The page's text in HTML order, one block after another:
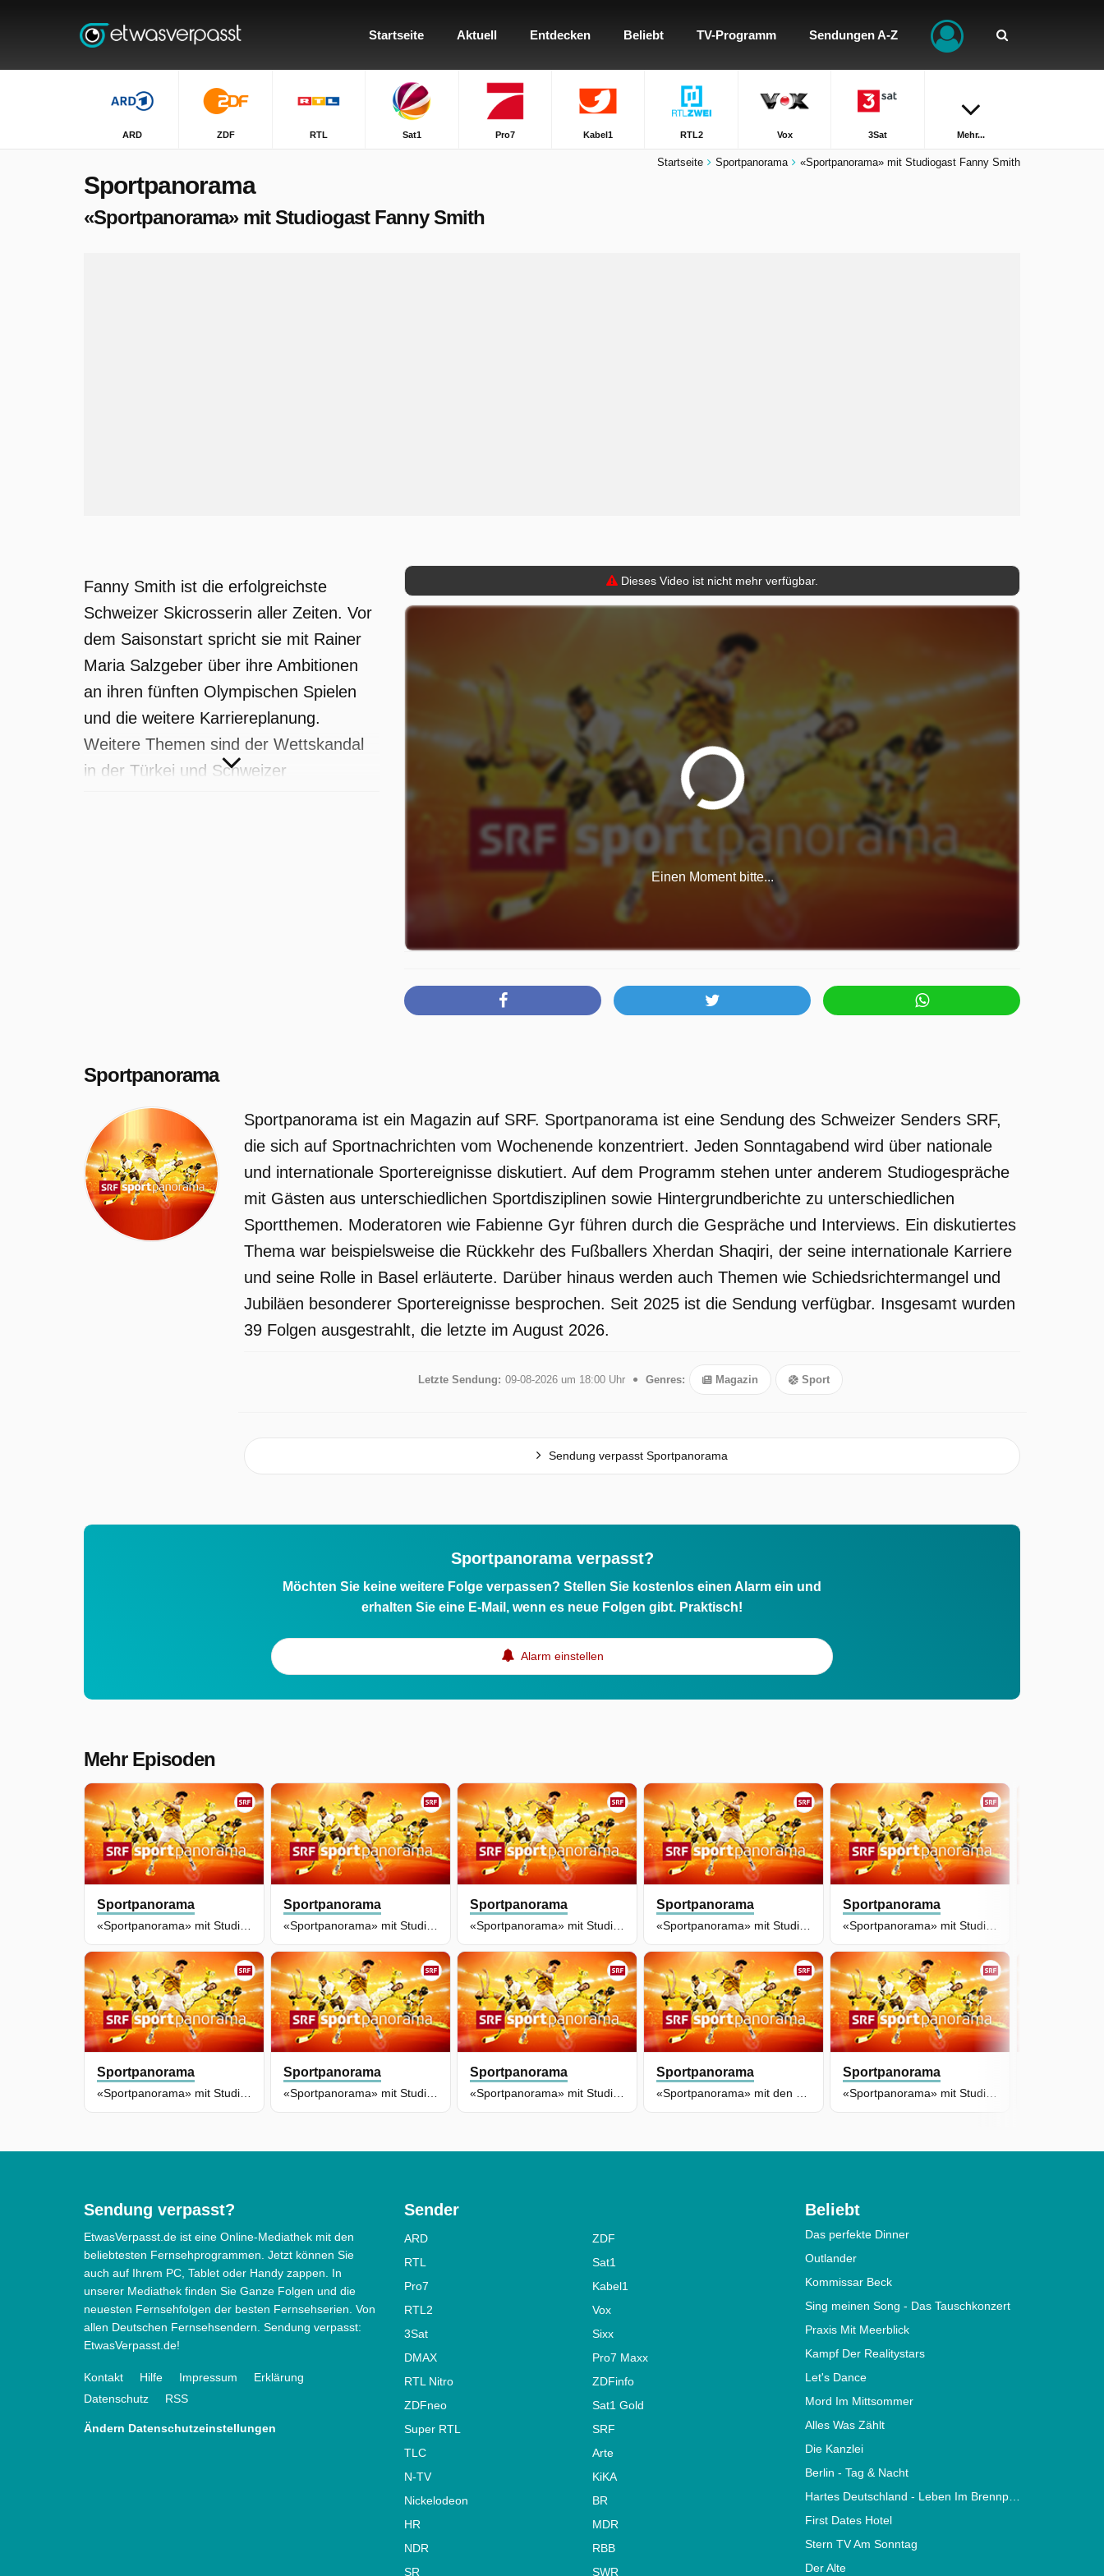
Startseite Aktuell Entdecken Beliebt TV-Programm Sendungen A-Z
ARD ZDF RTL Sat1 Pro7 Kabel1 RTL2 Vox 3Sat Mehr...
Startseite Sportpanorama «Sportpanorama» mit Studiogast Fanny Smith
Sportpanorama
«Sportpanorama» mit Studiogast Fanny Smith
Fanny Smith ist die erfolgreichste
Schweizer Skicrosserin aller Zeiten. Vor
dem Saisonstart spricht sie mit Rainer
Maria Salzgeber über ihre Ambitionen
an ihren fünften Olympischen Spielen
und die weitere Karriereplanung.
Weitere Themen sind der Wettskandal
in der Türkei und Schweizer
Dieses Video ist nicht mehr verfügbar.
Einen Moment bitte...
Sportpanorama
Sportpanorama ist ein Magazin auf SRF. Sportpanorama ist eine Sendung des Schweizer Senders SRF,
die sich auf Sportnachrichten vom Wochenende konzentriert. Jeden Sonntagabend wird über nationale
und internationale Sportereignisse diskutiert. Auf dem Programm stehen unter anderem Studiogespräche
mit Gästen aus unterschiedlichen Sportdisziplinen sowie Hintergrundberichte zu unterschiedlichen
Sportthemen. Moderatoren wie Fabienne Gyr führen durch die Gespräche und Interviews. Ein diskutiertes
Thema war beispielsweise die Rückkehr des Fußballers Xherdan Shaqiri, der seine internationale Karriere
und seine Rolle in Basel erläuterte. Darüber hinaus werden auch Themen wie Schiedsrichtermangel und
Jubiläen besonderer Sportereignisse besprochen. Seit 2025 ist die Sendung verfügbar. Insgesamt wurden
39 Folgen ausgestrahlt, die letzte im August 2026.
Letzte Sendung: 09-08-2026 um 18:00 Uhr Genres: Magazin Sport
Sendung verpasst Sportpanorama
Sportpanorama verpasst?
Möchten Sie keine weitere Folge verpassen? Stellen Sie kostenlos einen Alarm ein und
erhalten Sie eine E-Mail, wenn es neue Folgen gibt. Praktisch!
Alarm einstellen
Mehr Episoden
Sportpanorama Sportpanorama
Sportpanorama Sportpanorama
Sportpanorama Sportpanorama
Sportpanorama Sportpanorama
Sportpanorama
Sportpanorama
Sendung verpasst?
EtwasVerpasst.de ist eine Online-Mediathek mit den
beliebtesten Fernsehprogrammen. Jetzt können Sie
auch auf Ihrem PC, Tablet oder Handy zappen. In
unserer Mediathek finden Sie Ganze Folgen und die
neuesten Fernsehfolgen der besten Fernsehserien. Von
allen Deutschen Fernsehsendern. Sendung verpasst:
EtwasVerpasst.de!
Kontakt Hilfe Impressum
Erklärung
Datenschutz
RSS
Ändern Datenschutzeinstellungen
Sender
ARD
ZDF
RTL
Sat1
Pro7
Kabel1
RTL2
Vox
3Sat
Sixx
DMAX
Pro7 Maxx
RTL Nitro
ZDFinfo
ZDFneo
Sat1 Gold
Super RTL
SRF
TLC
Arte
N-TV
KiKA
Nickelodeon
BR
HR
MDR
NDR
RBB
SR
SWR
Beliebt
Das perfekte Dinner
Outlander
Kommissar Beck
Sing meinen Song - Das Tauschkonzert
Praxis Mit Meerblick
Kampf Der Realitystars
Let's Dance
Mord Im Mittsommer
Alles Was Zählt
Die Kanzlei
Berlin - Tag & Nacht
Hartes Deutschland - Leben Im Brennpunkt
First Dates Hotel
Stern TV Am Sonntag
Der Alte